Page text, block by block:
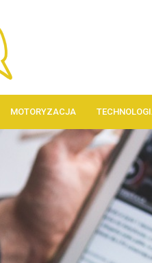
MOTORYZACJA